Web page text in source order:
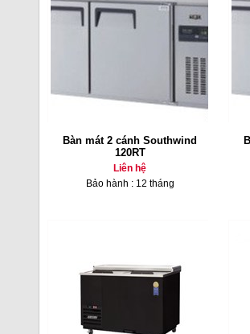
Bàn mát 2 cánh Southwind
120RT
Liên hệ
Bảo hành : 12 tháng